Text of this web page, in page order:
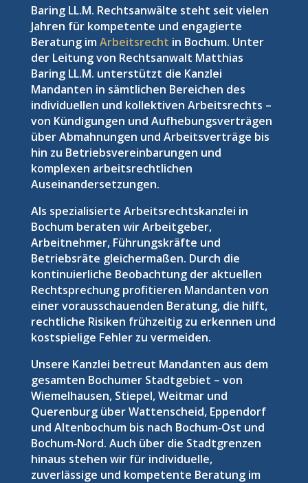
Baring LL.M. Rechtsanwälte steht seit vielen
Jahren für kompetente und engagierte
Beratung imArbeitsrecht in Bochum. Unter
der Leitung von Rechtsanwalt Matthias
Baring LL.M. unterstützt die Kanzlei
Mandanten in sämtlichen Bereichen des
individuellen und kollektiven Arbeitsrechts –
von Kündigungen und Aufhebungsverträgen
über Abmahnungen und Arbeitsverträge bis
hin zu Betriebsvereinbarungen und
komplexen arbeitsrechtlichen
Auseinandersetzungen.
Als spezialisierte Arbeitsrechtskanzlei in
Bochum beraten wir Arbeitgeber,
Arbeitnehmer, Führungskräfte und
Betriebsräte gleichermaßen. Durch die
kontinuierliche Beobachtung der aktuellen
Rechtsprechung profitieren Mandanten von
einer vorausschauenden Beratung, die hilft,
rechtliche Risiken frühzeitig zu erkennen und
kostspielige Fehler zu vermeiden.
Unsere Kanzlei betreut Mandanten aus dem
gesamten Bochumer Stadtgebiet – von
Wiemelhausen, Stiepel, Weitmar und
Querenburg über Wattenscheid, Eppendorf
und Altenbochum bis nach Bochum‑Ost und
Bochum‑Nord. Auch über die Stadtgrenzen
hinaus stehen wir für individuelle,
zuverlässige und kompetente Beratung im